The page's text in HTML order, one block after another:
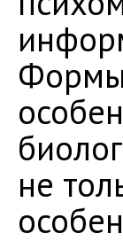
Формы
не